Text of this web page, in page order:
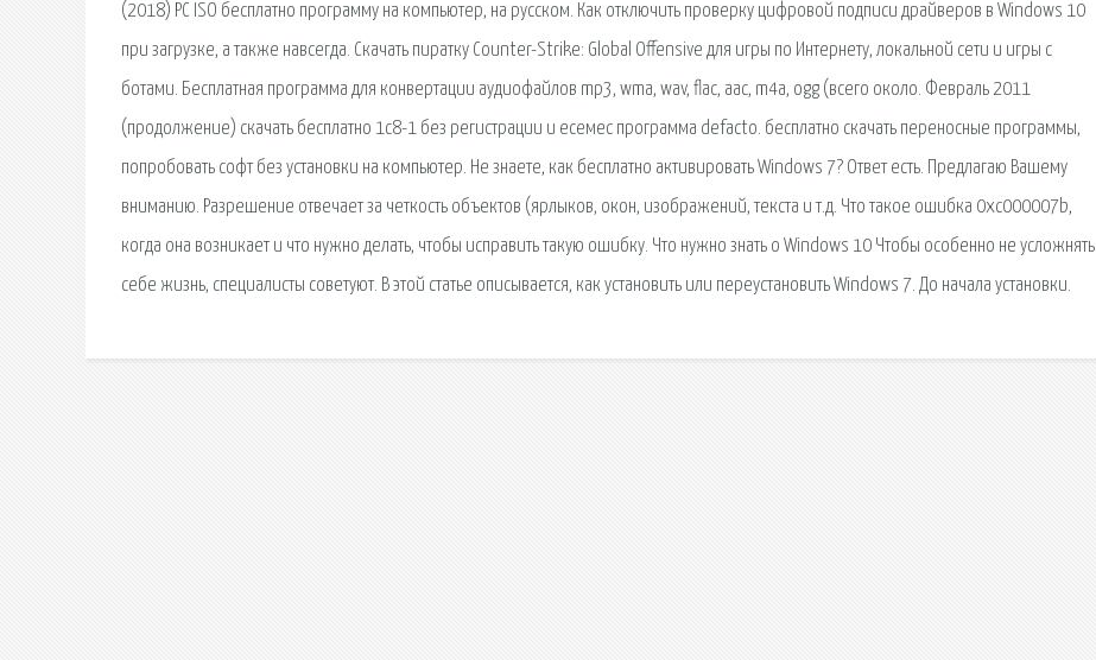
(2018) PC ISO бесплатно программу на компьютер, на русском. Как отключить проверку цифровой подписи драйверов в Windows 10
при загрузке, а также навсегда. Скачать пиратку Counter-Strike: Global Offensive для игры по Интернету, локальной сети и игры с
ботами. Бесплатная программа для конвертации аудиофайлов mp3, wma, wav, flac, aac, m4a, ogg (всего около. Февраль 2011
(продолжение) скачать бесплатно 1с8-1 без регистрации и есемес программа defacto. бесплатно скачать переносные программы,
попробовать софт без установки на компьютер. Не знаете, как бесплатно активировать Windows 7? Ответ есть. Предлагаю Вашему
вниманию. Разрешение отвечает за четкость объектов (ярлыков, окон, изображений, текста и т.д. Что такое ошибка 0xc000007b,
когда она возникает и что нужно делать, чтобы исправить такую ошибку. Что нужно знать о Windows 10 Чтобы особенно не усложнять
себе жизнь, специалисты советуют. В этой статье описывается, как установить или переустановить Windows 7. До начала установки.